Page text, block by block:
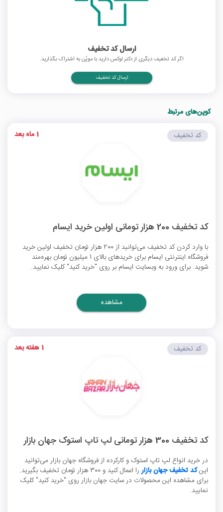
ارسال کد تخفیف
اگر کد تخفیف دیگری از دکتر لوکس دارید با موپُن به اشتراک بگذارید.
ارسال کد تخفیف
کوپن‌های مرتبط
کد تخفیف 200 هزار تومانی اولین خرید ایسام
با وارد کردن کد تخفیف می‌توانید از 200 هزار تومان تخفیف اولین خرید
فروشگاه اینترنتی ایسام برای خریدهای بالای 1 میلیون تومان بهره‌مند
شوید. برای ورود به وبسایت ایسام بر روی "خرید کنید" کلیک نمایید.
کد تخفیف 1 ماه بعد
مشاهده
کد تخفیف 300 هزار تومانی لپ تاپ استوک جهان بازار
در خرید انواع لپ تاپ استوک و کارکرده از فروشگاه جهان بازار می‌توانید
اینکد تخفیف جهان بازار
را اعمال کنید و 300 هزار تومان تخفیف بگیرید.
برای مشاهده این محصولات در سایت جهان بازار روی "خرید کنید" کلیک
نمایید.
کد تخفیف 1 هفته بعد